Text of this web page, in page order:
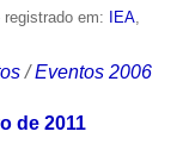
em: IEA,
/Eventos 2006
de 2011